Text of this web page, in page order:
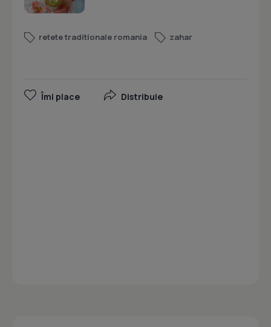
retete traditionale romania zahar
Îmi place Distribuie